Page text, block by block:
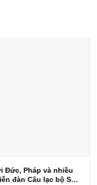
Đức, Pháp và nhiều
đàn Câu lạc bộ Sự